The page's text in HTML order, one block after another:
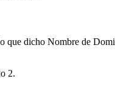
dicho Nombre de
2.